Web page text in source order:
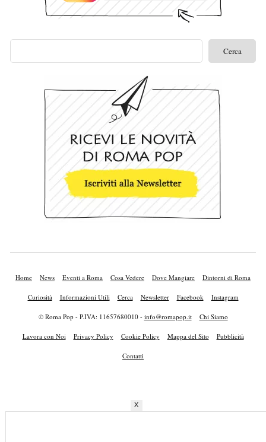
Home News Eventi a Roma Cosa Vedere Dove Mangiare Dintorni di Roma
Curiosità Informazioni Utili Cerca Newsletter Facebook Instagram
© Roma Pop - P.IVA: 11657680010 - info@romapop.it Chi Siamo
Lavora con Noi Privacy Policy Cookie Policy Mappa del Sito Pubblicità
Contatti
X